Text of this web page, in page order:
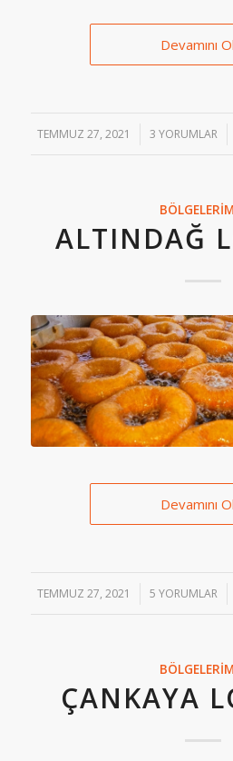
Devamını
TEMMUZ 27, 2021
/ 3 YORUMLAR
/
ALTINDAĞ
Devamını
TEMMUZ 27, 2021
/ 5 YORUMLAR
/
ÇANKAYA